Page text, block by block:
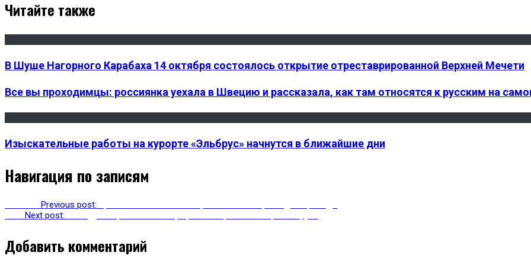
Читайте также
В Шуше Нагорного Карабаха 14 октября состоялось открытие отреставрированной Верхней Мечети
Все вы проходимцы: россиянка уехала в Швецию и рассказала, как там относятся к русским на
Изыскательные работы на курорте «Эльбрус» начнутся в ближайшие дни
Навигация по записям
Previous post:
Next post:
Добавить комментарий